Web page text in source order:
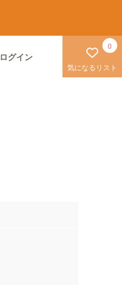
ログイン
気になるリスト
0